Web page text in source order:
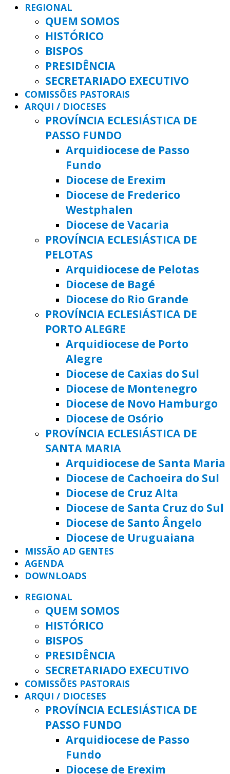
REGIONAL
QUEM SOMOS
HISTÓRICO
BISPOS
PRESIDÊNCIA
SECRETARIADO EXECUTIVO
COMISSÕES PASTORAIS
ARQUI / DIOCESES
PROVÍNCIA ECLESIÁSTICA DE
PASSO FUNDO
Arquidiocese de Passo
Fundo
Diocese de Erexim
Diocese de Frederico
Westphalen
Diocese de Vacaria
PROVÍNCIA ECLESIÁSTICA DE
PELOTAS
Arquidiocese de Pelotas
Diocese de Bagé
Diocese do Rio Grande
PROVÍNCIA ECLESIÁSTICA DE
PORTO ALEGRE
Arquidiocese de Porto
Alegre
Diocese de Caxias do Sul
Diocese de Montenegro
Diocese de Novo Hamburgo
Diocese de Osório
PROVÍNCIA ECLESIÁSTICA DE
SANTA MARIA
Arquidiocese de Santa Maria
Diocese de Cachoeira do Sul
Diocese de Cruz Alta
Diocese de Santa Cruz do Sul
Diocese de Santo Ângelo
Diocese de Uruguaiana
MISSÃO AD GENTES
AGENDA
DOWNLOADS
REGIONAL
QUEM SOMOS
HISTÓRICO
BISPOS
PRESIDÊNCIA
SECRETARIADO EXECUTIVO
COMISSÕES PASTORAIS
ARQUI / DIOCESES
PROVÍNCIA ECLESIÁSTICA DE
PASSO FUNDO
Arquidiocese de Passo
Fundo
Diocese de Erexim